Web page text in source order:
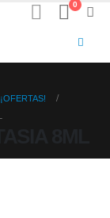
0
¡OFERTAS!